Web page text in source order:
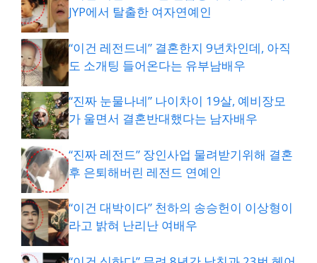
JYP에서 탈출한 여자연예인
“이건 레전드네” 결혼한지 9년차인데, 아직
도 소개팅 들어온다는 유부남배우
“진짜 눈물나네” 나이차이 19살, 예비장모
가 울면서 결혼반대했다는 남자배우
“진짜 레전드” 장인사업 물려받기위해 결혼
후 은퇴해버린 레전드 연예인
“이건 대박이다” 천하의 송승헌이 이상형이
라고 밝혀 난리난 여배우